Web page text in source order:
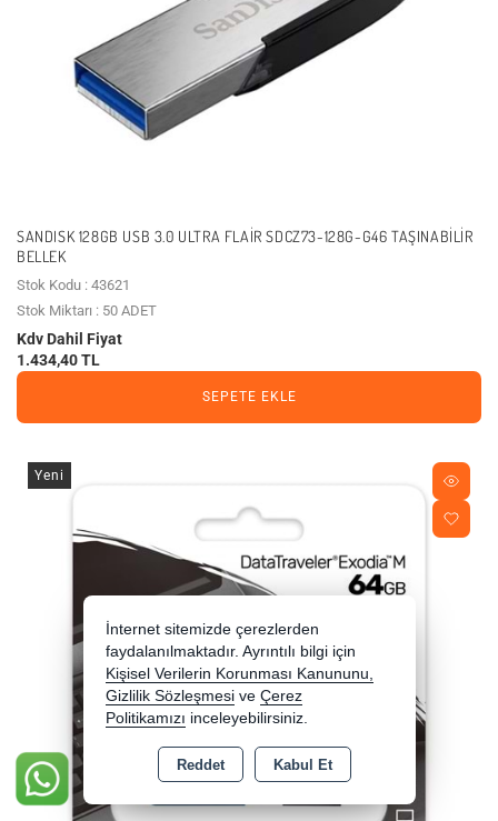
SANDISK 128GB USB 3.0 ULTRA FLAIR SDCZ73-128G-G46 TAŞINABILIR
BELLEK
Stok Kodu : 43621
Stok Miktarı : 50 ADET
Kdv Dahil Fiyat
1.434,40 TL
SEPETE EKLE
Yeni
İnternet sitemizde çerezlerden
faydalanılmaktadır. Ayrıntılı bilgi için
Kişisel Verilerin Korunması Kanununu,
Gizlilik Sözleşmesi ve Çerez
Politikamızı inceleyebilirsiniz.
Reddet Kabul Et